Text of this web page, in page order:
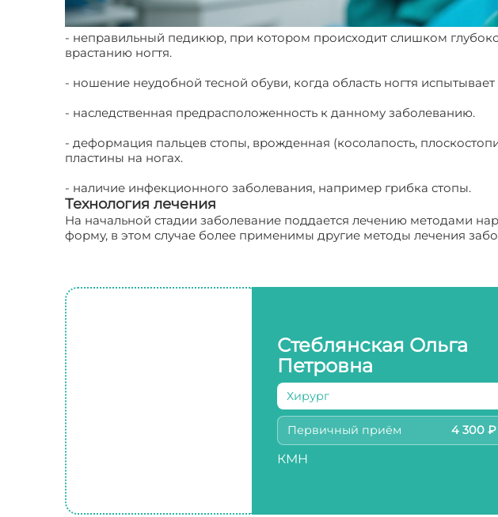
- неправильный педикюр, при котором происходит слишком
врастанию ногтя.
- ношение неудобной тесной обуви, когда область ногтя
- наследственная предрасположенность к данному заболеванию.
- деформация пальцев стопы, врожденная (косолапость,
пластины на ногах.
- наличие инфекционного заболевания, например грибка стопы.
Технология лечения
На начальной стадии заболевание поддается лечению методами
форму, в этом случае более применимы другие методы лечения
Стеблянская Ольга
Петровна
Хирург
Первичный приём 4 300 ₽
КМН